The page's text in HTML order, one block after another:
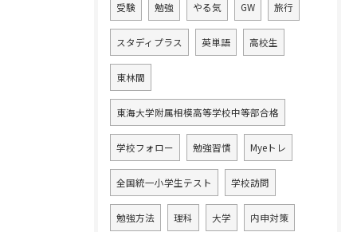
受験 勉強 やる気 GW 旅行
スタディプラス 英単語 高校生
東林間
東海大学附属相模高等学校中等部合格
学校フォロー 勉強習慣 Myeトレ
全国統一小学生テスト 学校訪問
勉強方法 理科 大学 内申対策